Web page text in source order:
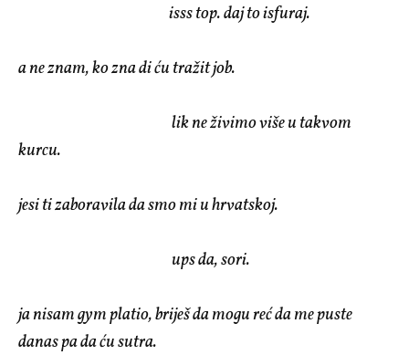
isss top. daj to isfuraj.
a ne znam, ko zna di ću tražit job.
lik ne živimo više u takvom
kurcu.
jesi ti zaboravila da smo mi u hrvatskoj.
ups da, sori.
ja nisam gym platio, briješ da mogu reć da me puste
danas pa da ću sutra.